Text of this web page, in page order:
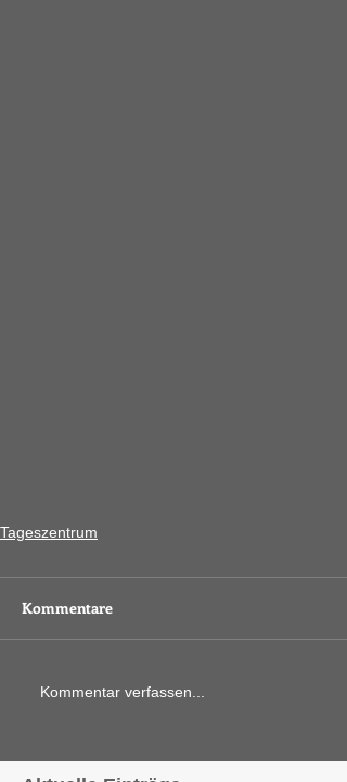
Tageszentrum
Kommentare
Kommentar verfassen...